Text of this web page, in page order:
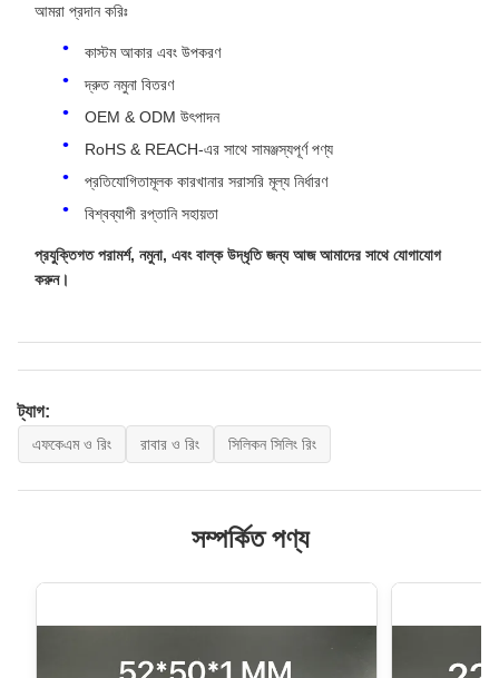
আমরা প্রদান করিঃ
কাস্টম আকার এবং উপকরণ
দ্রুত নমুনা বিতরণ
OEM & ODM উৎপাদন
RoHS & REACH-এর সাথে সামঞ্জস্যপূর্ণ পণ্য
প্রতিযোগিতামূলক কারখানার সরাসরি মূল্য নির্ধারণ
বিশ্বব্যাপী রপ্তানি সহায়তা
প্রযুক্তিগত পরামর্শ, নমুনা, এবং বাল্ক উদ্ধৃতি জন্য আজ আমাদের সাথে যোগাযোগ
করুন।
ট্যাগ:
এফকেএম ও রিং রাবার ও রিং সিলিকন সিলিং রিং
সম্পর্কিত পণ্য